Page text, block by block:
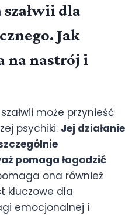
dla
Jak
na nastrój i
może przynieść
psychiki. Jej działanie
pomaga łagodzić
ona również
kluczowe dla
emocjonalnej i